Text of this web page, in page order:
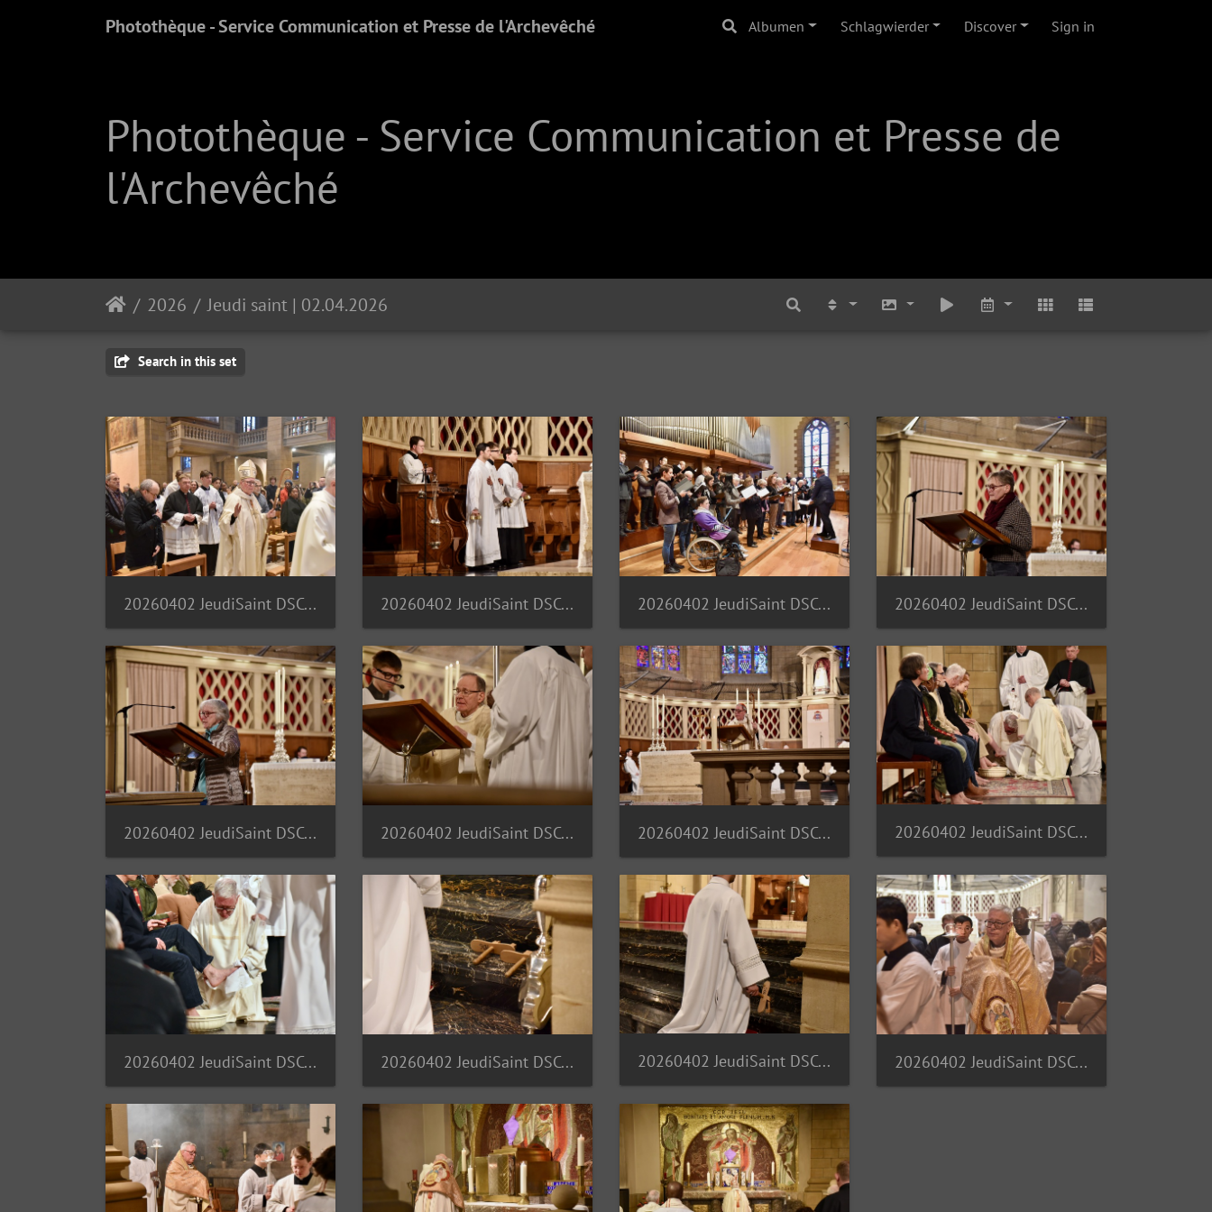
Photothèque - Service Communication et Presse de l'Archevêché Albumen Schlagwierder Discover Sign in
Photothèque - Service Communication et Presse de
l'Archevêché
2026 Jeudi saint | 02.04.2026
Search in this set
20260402 JeudiSaint DSC 7122 20260402 JeudiSaint DSC 7127 20260402 JeudiSaint DSC 7129 20260402 JeudiSaint DSC 7137
20260402 JeudiSaint DSC 7138 20260402 JeudiSaint DSC 7140 20260402 JeudiSaint DSC 7142 20260402 JeudiSaint DSC 7145
20260402 JeudiSaint DSC 7151 20260402 JeudiSaint DSC 7153 20260402 JeudiSaint DSC 7157 20260402 JeudiSaint DSC 7159